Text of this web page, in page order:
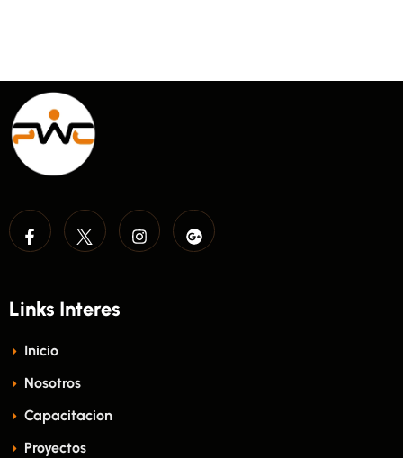
Links Interes
Inicio
Nosotros
Capacitacion
Proyectos